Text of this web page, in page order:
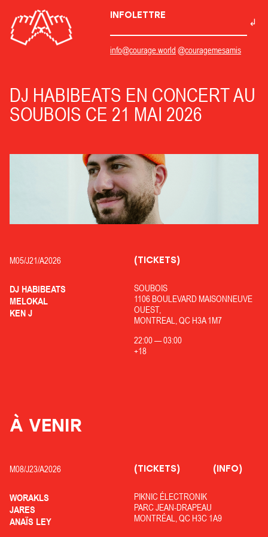
INFOLETTRE
info@courage.world @couragemesamis
DJ HABIBEATS EN CONCERT AU
SOUBOIS CE 21 MAI 2026
M05/J21/A2026
DJ HABIBEATS
MELOKAL
KEN J
SOUBOIS
1106 BOULEVARD MAISONNEUVE
OUEST,
MONTREAL, QC H3A 1M7
22:00—03:00
+18
(TICKETS)
À VENIR
M08/J23/A2026
WORAKLS
JARES
ANAÏS LEY
PIKNIC ÉLECTRONIK
PARC JEAN-DRAPEAU
MONTRÉAL, QC H3C 1A9
(TICKETS) (INFO)